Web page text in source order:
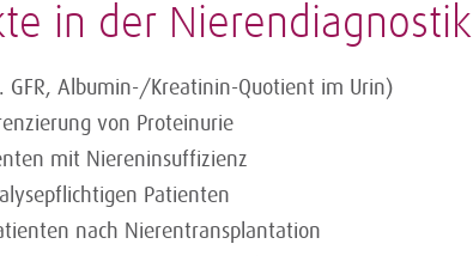
in der Nierendiagnostik
GFR, Albumin-/Kreatinin-Quotient im Urin)
von Proteinurie
mit Niereninsuffizienz
Patienten
nach Nierentransplantation